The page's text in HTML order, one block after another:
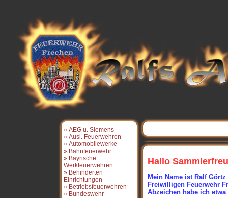
» AEG u. Siemens
» Ausl. Feuerwehren
» Automobilewerke
» Bahnfeuerwehr
» Bayrische
Werkfeuerwehren
» Behinderten
Einrichtungen
» Betriebsfeuerwehren
» Bundeswehr
Hallo
Mein Name ist Ralf
Freiwilligen Feuerwehr
Abzeichen habe ich etwa